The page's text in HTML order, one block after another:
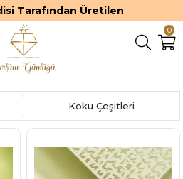
Tarafından Üretilen
0
Koku Çeşitleri